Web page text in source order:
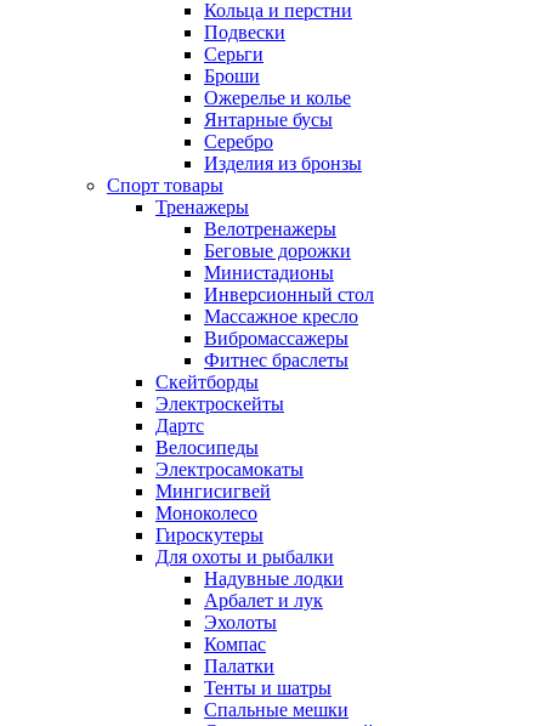
Кольца и перстни
Подвески
Серьги
Броши
Ожерелье и колье
Янтарные бусы
Серебро
Изделия из бронзы
Спорт товары
Тренажеры
Велотренажеры
Беговые дорожки
Министадионы
Инверсионный стол
Массажное кресло
Вибромассажеры
Фитнес браслеты
Скейтборды
Электроскейты
Дартс
Велосипеды
Электросамокаты
Мингисигвей
Моноколесо
Гироскутеры
Для охоты и рыбалки
Надувные лодки
Арбалет и лук
Эхолоты
Компас
Палатки
Тенты и шатры
Спальные мешки